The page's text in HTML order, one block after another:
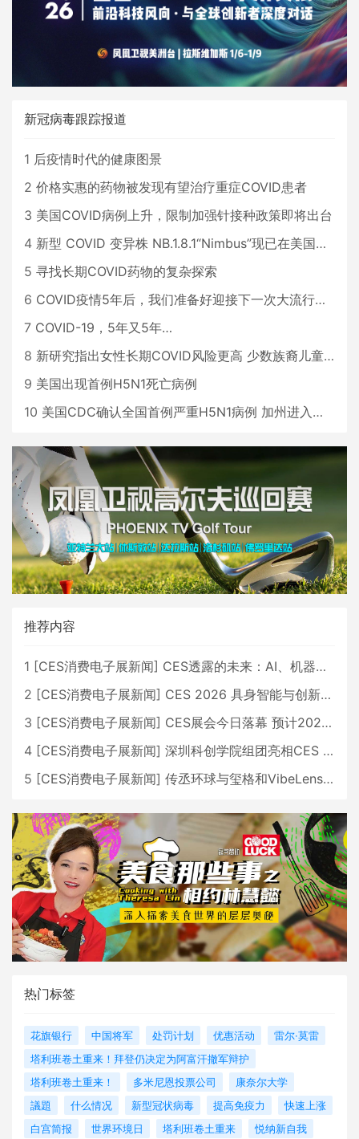
新冠病毒跟踪报道
1 后疫情时代的健康图景
2 价格实惠的药物被发现有望治疗重症COVID患者
3 美国COVID病例上升，限制加强针接种政策即将出台
4 新型 COVID 变异株 NB.1.8.1“Nimbus”现已在美国占据主导地位
5 寻找长期COVID药物的复杂探索
6 COVID疫情5年后，我们准备好迎接下一次大流行了吗？
7 COVID-19，5年又5年…
8 新研究指出女性长期COVID风险更高 少数族裔儿童存在差异
9 美国出现首例H5N1死亡病例
10 美国CDC确认全国首例严重H5N1病例 加州进入紧急状态
推荐内容
1 [CES消费电子展新闻] CES透露的未来：AI、机器人与智能生活大爆发
2 [CES消费电子展新闻] CES 2026 具身智能与创新领域 中国公司大放异彩
3 [CES消费电子展新闻] CES展会今日落幕 预计2026行业收入将超五千亿美元
4 [CES消费电子展新闻] 深圳科创学院组团亮相CES 广受好评
5 [CES消费电子展新闻] 传丞环球与玺格和VibeLens共同推出全新耳机
热门标签
花旗银行 中国将军 处罚计划 优惠活动
雷尔·莫雷
塔利班卷土重来！拜登仍决定为阿富汗撤军辩护
塔利班卷土重来！
多米尼恩投票公司
康奈尔大学
議題
什么情况 新型冠状病毒 提高免疫力
快速上涨
白宫简报
世界环境日 塔利班卷土重来
悦纳新自我